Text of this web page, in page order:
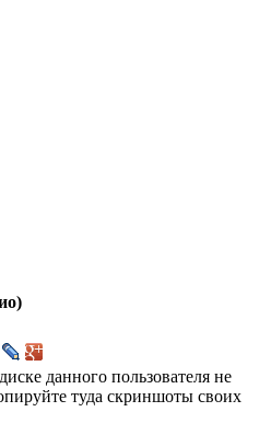
данного пользователя не
туда скриншоты своих